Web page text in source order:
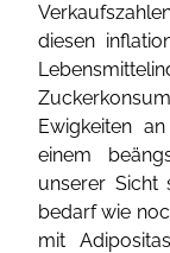
diesen
Ewigkeiten
einem
unserer Sicht
bedarf wie
mit